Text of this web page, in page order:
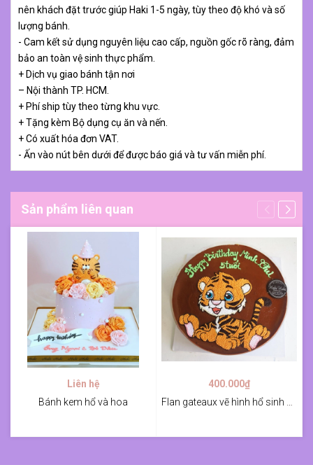
nên khách đặt trước giúp Haki 1-5 ngày, tùy theo độ khó và số
lượng bánh.
- Cam kết sử dụng nguyên liệu cao cấp, nguồn gốc rõ ràng, đảm
bảo an toàn vệ sinh thực phẩm.
+ Dịch vụ giao bánh tận nơi
– Nội thành TP. HCM.
+ Phí ship tùy theo từng khu vực.
+ Tặng kèm Bộ dụng cụ ăn và nến.
+ Có xuất hóa đơn VAT.
- Ấn vào nút bên dưới để được báo giá và tư vấn miễn phí.
Sản phẩm liên quan
Liên hệ
Bánh kem hổ và hoa
400.000₫